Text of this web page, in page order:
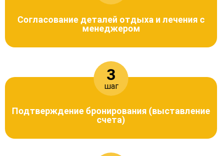
Согласование деталей отдыха и лечения с
менеджером
3
шаг
Подтверждение бронирования (выставление
счета)